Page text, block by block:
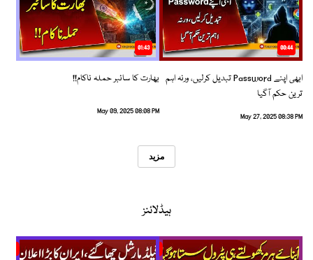
00:44
ابھی اپنے Password تبدیل کرلیں، ورنہ اہم
ترین حکم آگیا
May 27, 2025 08:38 PM
01:43
بھارت کا سائبر حملہ ناکام!!
May 09, 2025 08:08 PM
مزید
ہیڈلائنز